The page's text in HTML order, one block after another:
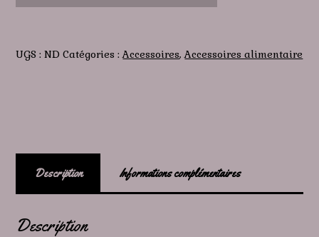
Sac
tarte
UGS :ND Catégories :Accessoires,Accessoires alimentaire
Description Informations complémentaires
Description